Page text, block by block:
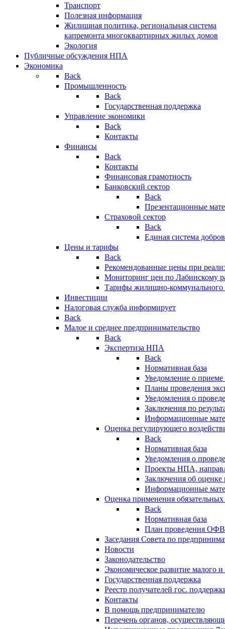
Транспорт
Полезная информация
Жилищная политика, региональная система
капремонта многоквартирных жилых домов
Экология
Публичные обсуждения НПА
Экономика
Back
Промышленность
Back
Государственная поддержка
Управление экономики
Back
Контакты
Финансы
Back
Контакты
Финансовая грамотность
Банковский сектор
Back
Презентационные
Страховой сектор
Back
Единая система
Цены и тарифы
Back
Рекомендованные цены при
Мониторинг цен по Лабинскому
Тарифы жилищно-коммунального
Инвестиции
Налоговая служба информирует
Back
Малое и среднее предпринимательство
Back
Экспертиза НПА
Back
Нормативная база
Уведомление о
Планы проведения
Уведомления о
Заключения по
Информационные
Оценка регулирующего
Back
Нормативная база
Уведомления о
Проекты НПА,
Заключения об
Информационные
Оценка применения
Back
Нормативная база
План проведения
Заседания Совета по
Новости
Законодательство
Экономическое развитие малого и
Государственная поддержка
Реестр получателей гос.
Контакты
В помощь предпринимателю
Перечень органов,